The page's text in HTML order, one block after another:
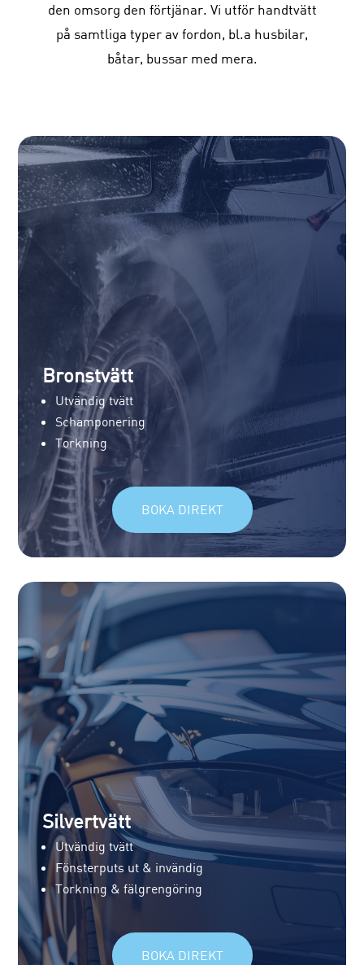
den omsorg den förtjänar. Vi utför handtvätt
på samtliga typer av fordon, bl.a husbilar,
båtar, bussar med mera.
Bronstvätt
Utvändig tvätt
Schamponering
Torkning
BOKA DIREKT
Silvertvätt
Utvändig tvätt
Fönsterputs ut & invändig
Torkning & fälgrengöring
BOKA DIREKT